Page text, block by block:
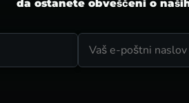
da ostanete obveščeni o